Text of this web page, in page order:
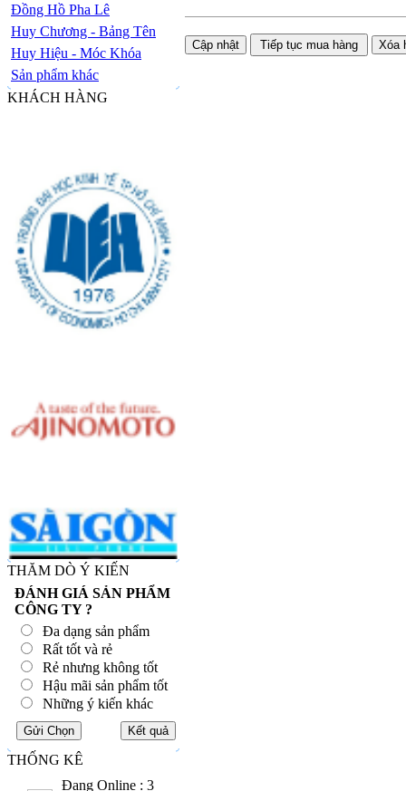
Đồng Hồ Pha Lê
Huy Chương - Bảng Tên
Huy Hiệu - Móc Khóa
Sản phẩm khác
KHÁCH HÀNG
THĂM DÒ Ý KIẾN
ĐÁNH GIÁ SẢN PHẨM
CÔNG TY ?
Đa dạng sản phẩm
Rất tốt và rẻ
Rẻ nhưng không tốt
Hậu mãi sản phẩm tốt
Những ý kiến khác
THỐNG KÊ
Đang Online : 3